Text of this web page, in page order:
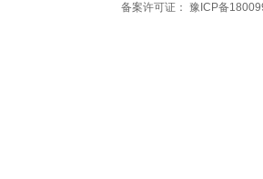
备案许可证： 豫ICP备